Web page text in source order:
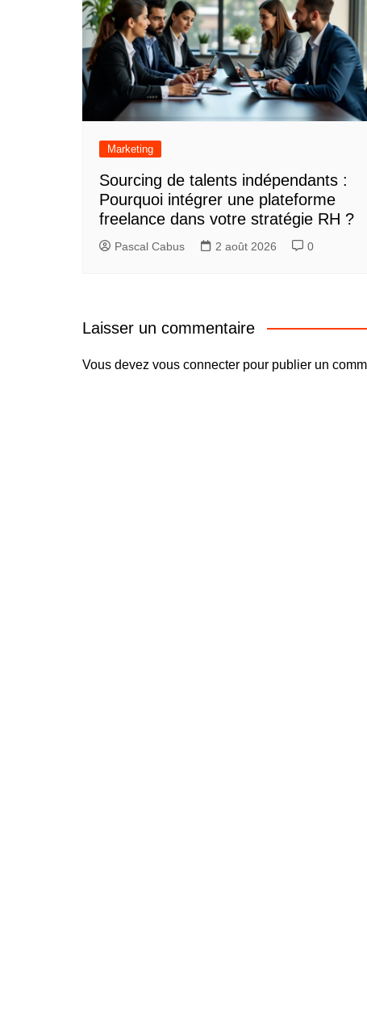
Marketing
Sourcing de talents indépendants :
Pourquoi intégrer une plateforme
freelance dans votre stratégie RH ?
Pascal Cabus 2 août 2026 0
Laisser un commentaire
Vous devez vous connecter pour publier un